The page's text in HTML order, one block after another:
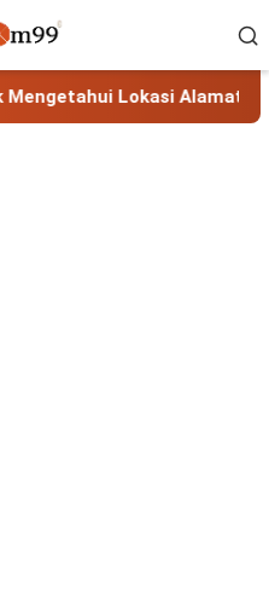
Lokasi Alamat IP